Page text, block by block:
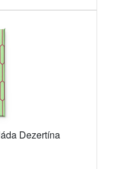
Dezertína